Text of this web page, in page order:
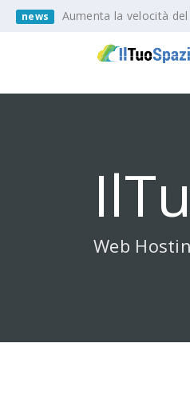
news Aumenta la velocità
Web